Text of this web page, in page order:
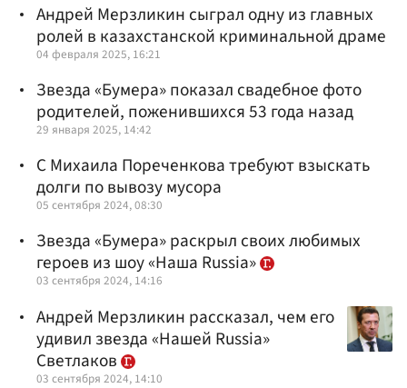
Андрей Мерзликин сыграл одну из главных
ролей в казахстанской криминальной драме
04 февраля 2025, 16:21
Звезда «Бумера» показал свадебное фото
родителей, поженившихся 53 года назад
29 января 2025, 14:42
С Михаила Пореченкова требуют взыскать
долги по вывозу мусора
05 сентября 2024, 08:30
Звезда «Бумера» раскрыл своих любимых
героев из шоу «Наша Russia»
03 сентября 2024, 14:16
Андрей Мерзликин рассказал, чем его
удивил звезда «Нашей Russia»
Светлаков
03 сентября 2024, 14:10